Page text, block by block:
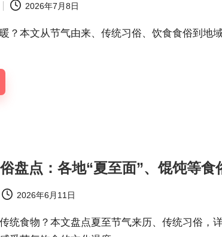
2026年7月8日
？本文从节气由来、传统习俗、饮食食俗到地
盘点：各地“夏至面”、馄饨等食
2026年6月11日
统食物？本文盘点夏至节气来历、传统习俗，